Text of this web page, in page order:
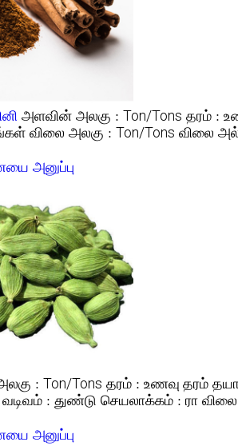
அளவின் அலகு : Ton/Tons தரம் :
விலை அலகு : Ton/Tons விலை
அனுப்பு
: Ton/Tons தரம் : உணவு தரம்
வடிவம் : துண்டு செயலாக்கம் : ரா
அனுப்பு